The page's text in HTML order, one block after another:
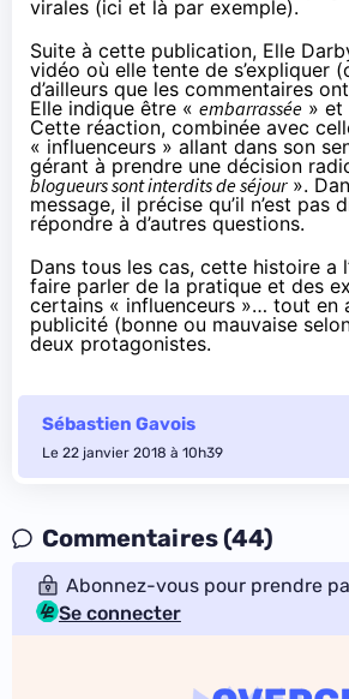
virales (ici et là par exemple).
Suite à cette publication, Elle
vidéo où elle tente de s’expliquer
d’ailleurs que les commentaires
Elle indique être « embarrassée » et
Cette réaction, combinée avec
« influenceurs » allant dans son
gérant à prendre une décision
blogueurs sont interdits de séjour».
message, il précise qu’il n’est pas
répondre à d’autres questions.
Dans tous les cas, cette histoire a
faire parler de la pratique et des
certains « influenceurs »… tout en
publicité (bonne ou mauvaise
deux protagonistes.
Sébastien Gavois
Le 22 janvier 2018 à 10h39
Commentaires (44)
Abonnez-vous pour prendre
Se connecter